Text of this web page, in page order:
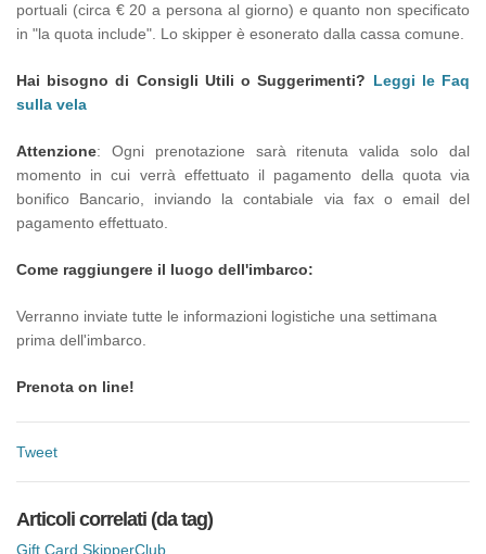
portuali (circa € 20 a persona al giorno) e quanto non specificato
in "la quota include". Lo skipper è esonerato dalla cassa comune.
Hai bisogno di Consigli Utili o Suggerimenti? Leggi le Faq
sulla vela
Attenzione: Ogni prenotazione sarà ritenuta valida solo dal
momento in cui verrà effettuato il pagamento della quota via
bonifico Bancario, inviando la contabiale via fax o email del
pagamento effettuato.
Come raggiungere il luogo dell'imbarco:
Verranno inviate tutte le informazioni logistiche una settimana
prima dell'imbarco.
Prenota on line!
Tweet
Articoli correlati (da tag)
Gift Card SkipperClub